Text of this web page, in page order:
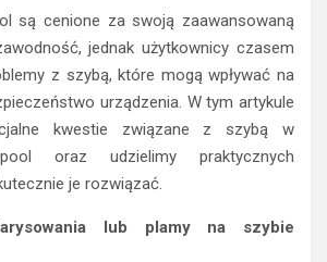
są cenione za swoją zaawansowaną
jednak użytkownicy czasem
z szybą, które mogą wpływać na
urządzenia. W tym artykule
kwestie związane z szybą w
oraz udzielimy praktycznych
je rozwiązać.
lub plamy na szybie